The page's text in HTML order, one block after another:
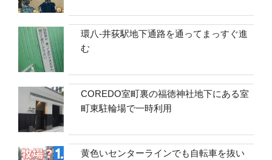
環八-井荻駅地下通路を通ってまっすぐ進
む
COREDO室町裏の福徳神社地下にある室
町東駐輪場で一時利用
黄色いセンターラインでも自転車を抜い